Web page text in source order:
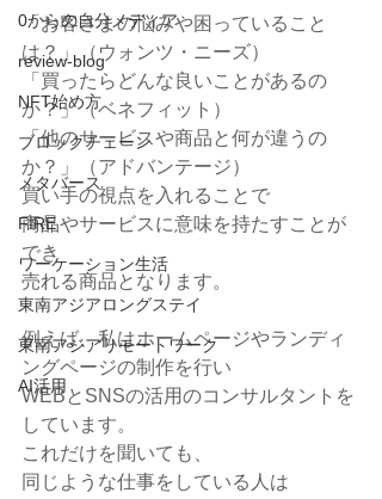
0からの自分メディア
review-blog
NFT始め方
ブロックチェーン
メタバース
FIRE
ワーケーション生活
東南アジアロングステイ
東南アジアリモートワーク
AI活用
「お客さまの悩みや困っていること
は？」（ウォンツ・ニーズ）
「買ったらどんな良いことがあるの
か？」（ベネフィット）
「他のサービスや商品と何が違うの
か？」（アドバンテージ）
買い手の視点を入れることで
商品やサービスに意味を持たすことが
でき
売れる商品となります。
例えば、私はホームページやランディ
ングページの制作を行い
WEBとSNSの活用のコンサルタントを
しています。
これだけを聞いても、
同じような仕事をしている人は